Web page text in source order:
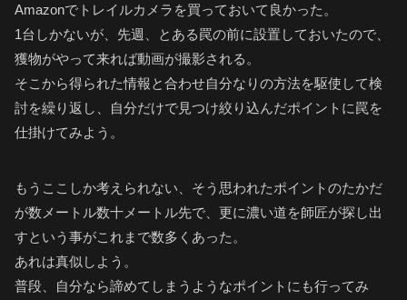
Amazonでトレイルカメラを買っておいて良かった。
1台しかないが、先週、とある罠の前に設置しておいたので、
獲物がやって来れば動画が撮影される。
そこから得られた情報と合わせ自分なりの方法を駆使して検
討を繰り返し、自分だけで見つけ絞り込んだポイントに罠を
仕掛けてみよう。
もうここしか考えられない、そう思われたポイントのたかだ
が数メートル数十メートル先で、更に濃い道を師匠が探し出
すという事がこれまで数多くあった。
あれは真似しよう。
普段、自分なら諦めてしまうようなポイントにも行ってみ